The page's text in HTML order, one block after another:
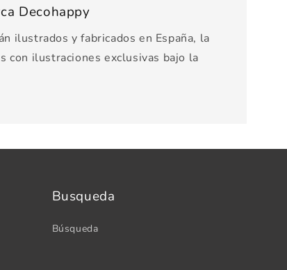
Decohappy
ilustrados y fabricados en España, la
con ilustraciones exclusivas bajo la
Busqueda
Búsqueda